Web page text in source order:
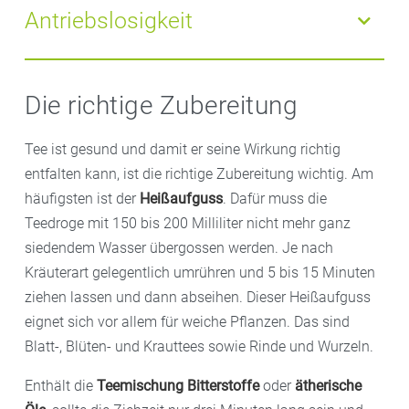
lindernd und krampflösend bei Magen-Darm-
Entzündungen. Das Trio aus Anis, Kümmel und
Fenchel hilft gegen Blähungen – auch schon bei
Schlafstörungen sein. Dagegen helfen
Pflanzenextrakte aus Baldrian,
Passionsblume und Melisse. Sie wirken beruhigend
einzeln oder auch als fertige Mischung in Ihrer
Antriebslosigkeit
Fühlen Sie sichmüdeund ausgelaugt? Auch hier
Zitronentees regen Kreislauf und Stimmung an.
Zudem wärmen sie von innen. Johanniskraut hellt die
Stimmung auf. Und Weißdorn fördert die
Durchblutung des Herzmuskels. Er kann so die
allgemeine Leistungsfähigkeit, zum Beispiel beim
Treppensteigen, steigern.
Die richtige Zubereitung
Tee ist gesund und damit er seine Wirkung richtig
entfalten kann, ist die richtige Zubereitung wichtig. Am
häufigsten ist der Heißaufguss. Dafür muss die
Teedroge mit 150 bis 200 Milliliter nicht mehr ganz
siedendem Wasser übergossen werden. Je nach
Kräuterart gelegentlich umrühren und 5 bis 15 Minuten
ziehen lassen und dann abseihen. Dieser Heißaufguss
eignet sich vor allem für weiche Pflanzen. Das sind
Blatt-, Blüten- und Krauttees sowie Rinde und Wurzeln.
Enthält die Teemischung Bitterstoffeoder ätherische